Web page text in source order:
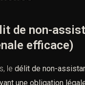
de non-
efficace)
le délit de non-
une obligation